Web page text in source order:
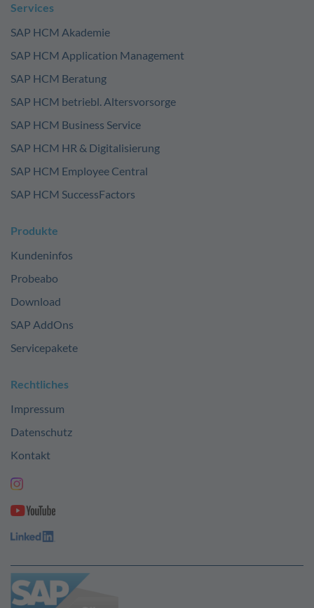
Services
SAP HCM Akademie
SAP HCM Application Management
SAP HCM Beratung
SAP HCM betriebl. Altersvorsorge
SAP HCM Business Service
SAP HCM HR & Digitalisierung
SAP HCM Employee Central
SAP HCM SuccessFactors
Produkte
Kundeninfos
Probeabo
Download
SAP AddOns
Servicepakete
Rechtliches
Impressum
Datenschutz
Kontakt